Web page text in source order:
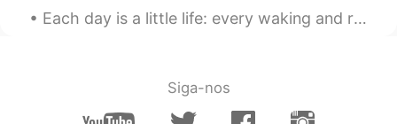
Each day is a little life: every waking and rising a little birth, every fresh morning a little y...
Siga-nos